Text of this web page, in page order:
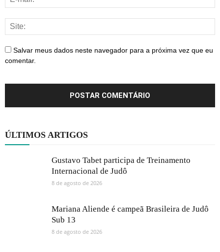
Salvar meus dados neste navegador para a próxima vez que eu
comentar.
ÚLTIMOS ARTIGOS
Gustavo Tabet participa de Treinamento
Internacional de Judô
8 de agosto de 2026
Mariana Aliende é campeã Brasileira de Judô
Sub 13
8 de agosto de 2026